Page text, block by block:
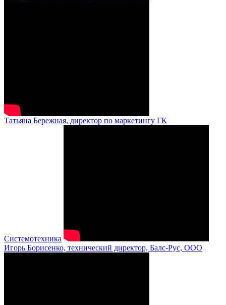
Татьяна Бережная, директор по маркетингу ГК
Системотехника
Игорь Борисенко, технический директор, Балс-Рус, ООО